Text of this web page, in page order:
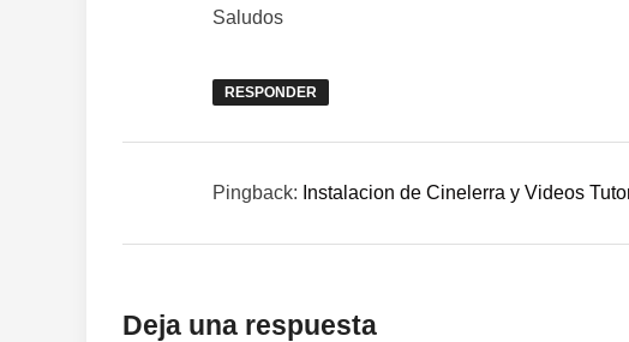
Saludos
RESPONDER
Pingback: Instalacion de Cinelerra y Videos
Deja una respuesta